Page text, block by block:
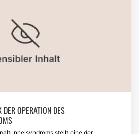
OPERATION DES